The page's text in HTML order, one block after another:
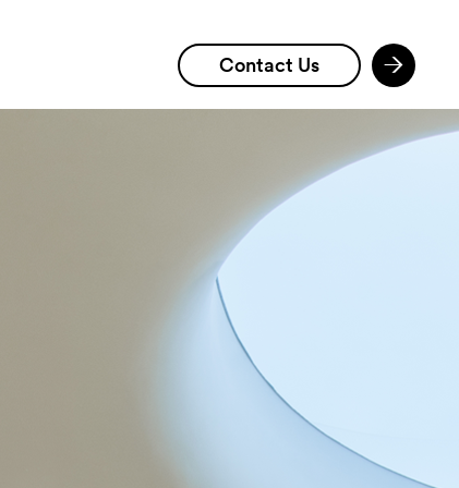
Contact Us